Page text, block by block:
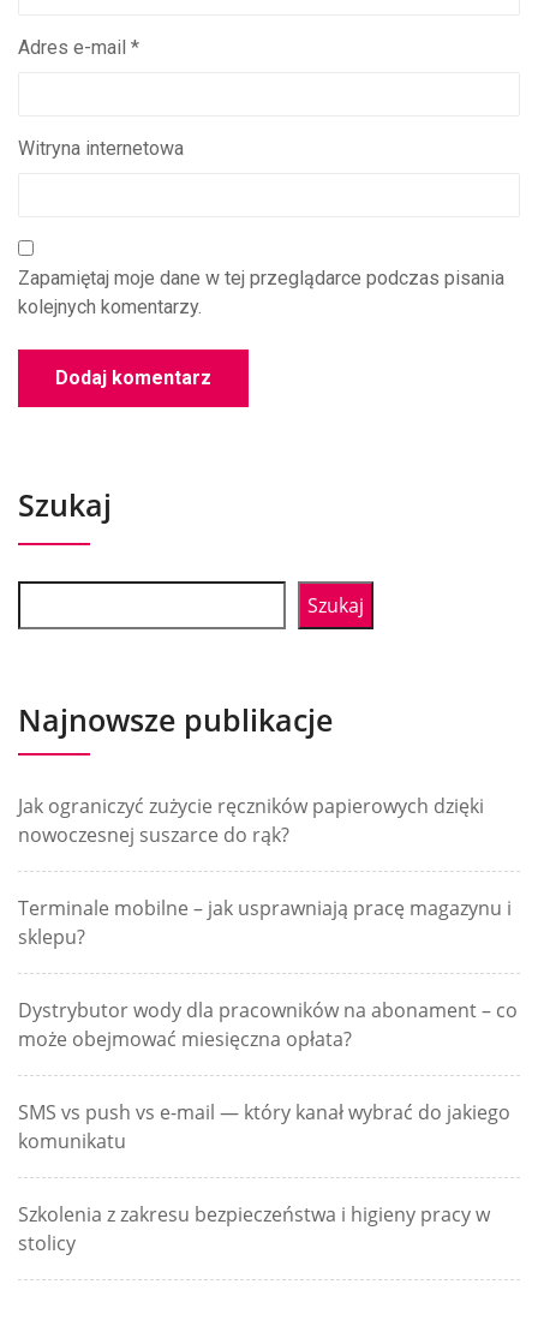
Adres e-mail *
Witryna internetowa
Zapamiętaj moje dane w tej przeglądarce podczas pisania
kolejnych komentarzy.
Szukaj
Szukaj
Najnowsze publikacje
Jak ograniczyć zużycie ręczników papierowych dzięki
nowoczesnej suszarce do rąk?
Terminale mobilne – jak usprawniają pracę magazynu i
sklepu?
Dystrybutor wody dla pracowników na abonament – co
może obejmować miesięczna opłata?
SMS vs push vs e-mail — który kanał wybrać do jakiego
komunikatu
Szkolenia z zakresu bezpieczeństwa i higieny pracy w
stolicy